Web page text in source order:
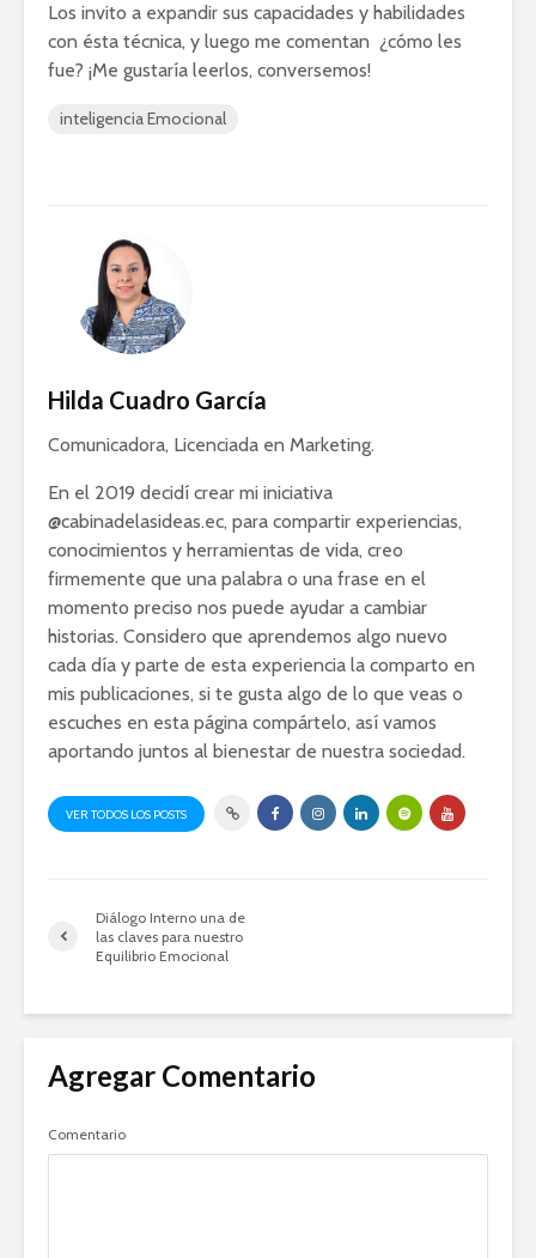
Los invito a expandir sus capacidades y habilidades
con ésta técnica, y luego me comentan ¿cómo les
fue? ¡Me gustaría leerlos, conversemos!
inteligencia Emocional
Hilda Cuadro García
Comunicadora, Licenciada en Marketing.
En el 2019 decidí crear mi iniciativa
@cabinadelasideas.ec, para compartir experiencias,
conocimientos y herramientas de vida, creo
firmemente que una palabra o una frase en el
momento preciso nos puede ayudar a cambiar
historias. Considero que aprendemos algo nuevo
cada día y parte de esta experiencia la comparto en
mis publicaciones, si te gusta algo de lo que veas o
escuches en esta página compártelo, así vamos
aportando juntos al bienestar de nuestra sociedad.
VER TODOS LOS POSTS
Diálogo Interno una de
las claves para nuestro
Equilibrio Emocional
Agregar Comentario
Comentario